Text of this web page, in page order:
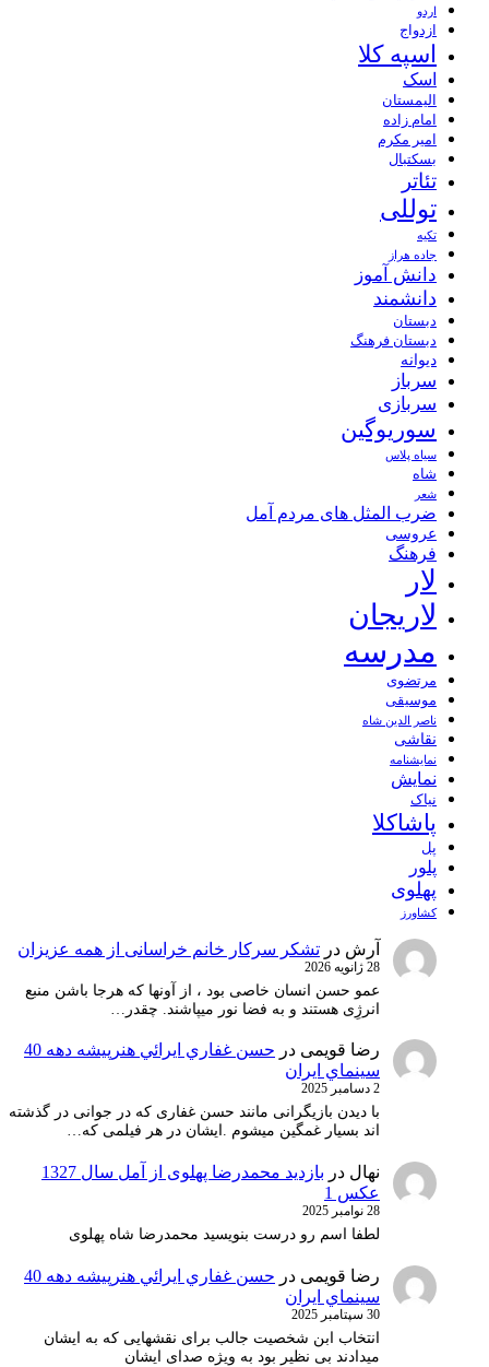
اردو
ازدواج
اسپه کلا
اسک
الیمستان
امام زاده
امیر مکرم
بسکتبال
تئاتر
توللی
تکیه
جاده هراز
دانش آموز
دانشمند
دبستان
دبستان فرهنگ
دیوانه
سرباز
سربازی
سوریوگین
سیاه پلاس
شاه
شعر
ضرب المثل های مردم آمل
عروسی
فرهنگ
لار
لاریجان
مدرسه
مرتضوی
موسیقی
ناصر الدین شاه
نقاشی
نمايشنامه
نمایش
نیاک
پاشاکلا
پل
پلور
پهلوی
کشاورز
آرش در تشکر سرکار خانم خراسانی از همه عزیزان
28 ژانویه 2026
عمو حسن انسان خاصی بود ، از آونها که هرجا باشن منبع
انرژِی هستند و به فضا نور میپاشند. چقدر…
رضا قویمی در
حسن غفاري ايرائي هنرپيشه دهه 40
سينماي ايران
2 دسامبر 2025
با دیدن بازیگرانی مانند حسن غفاری که در جوانی در گذشته
اند بسیار غمگین میشوم .ایشان در هر فیلمی که…
نهال در
بازدید محمدرضا پهلوی از آمل سال 1327
عکس 1
28 نوامبر 2025
لطفا اسم رو درست بنویسید محمدرضا شاه پهلوی
رضا قویمی در
حسن غفاري ايرائي هنرپيشه دهه 40
سينماي ايران
30 سپتامبر 2025
انتخاب ابن شخصیت جالب برای نقشهایی که به ایشان
میدادند بی نظیر بود به ویژه صدای ایشان